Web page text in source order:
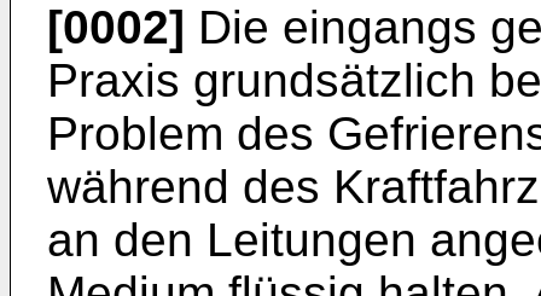
[0002] Die eingangs
Praxis grundsätzlich
Problem des
während des
an den Leitungen